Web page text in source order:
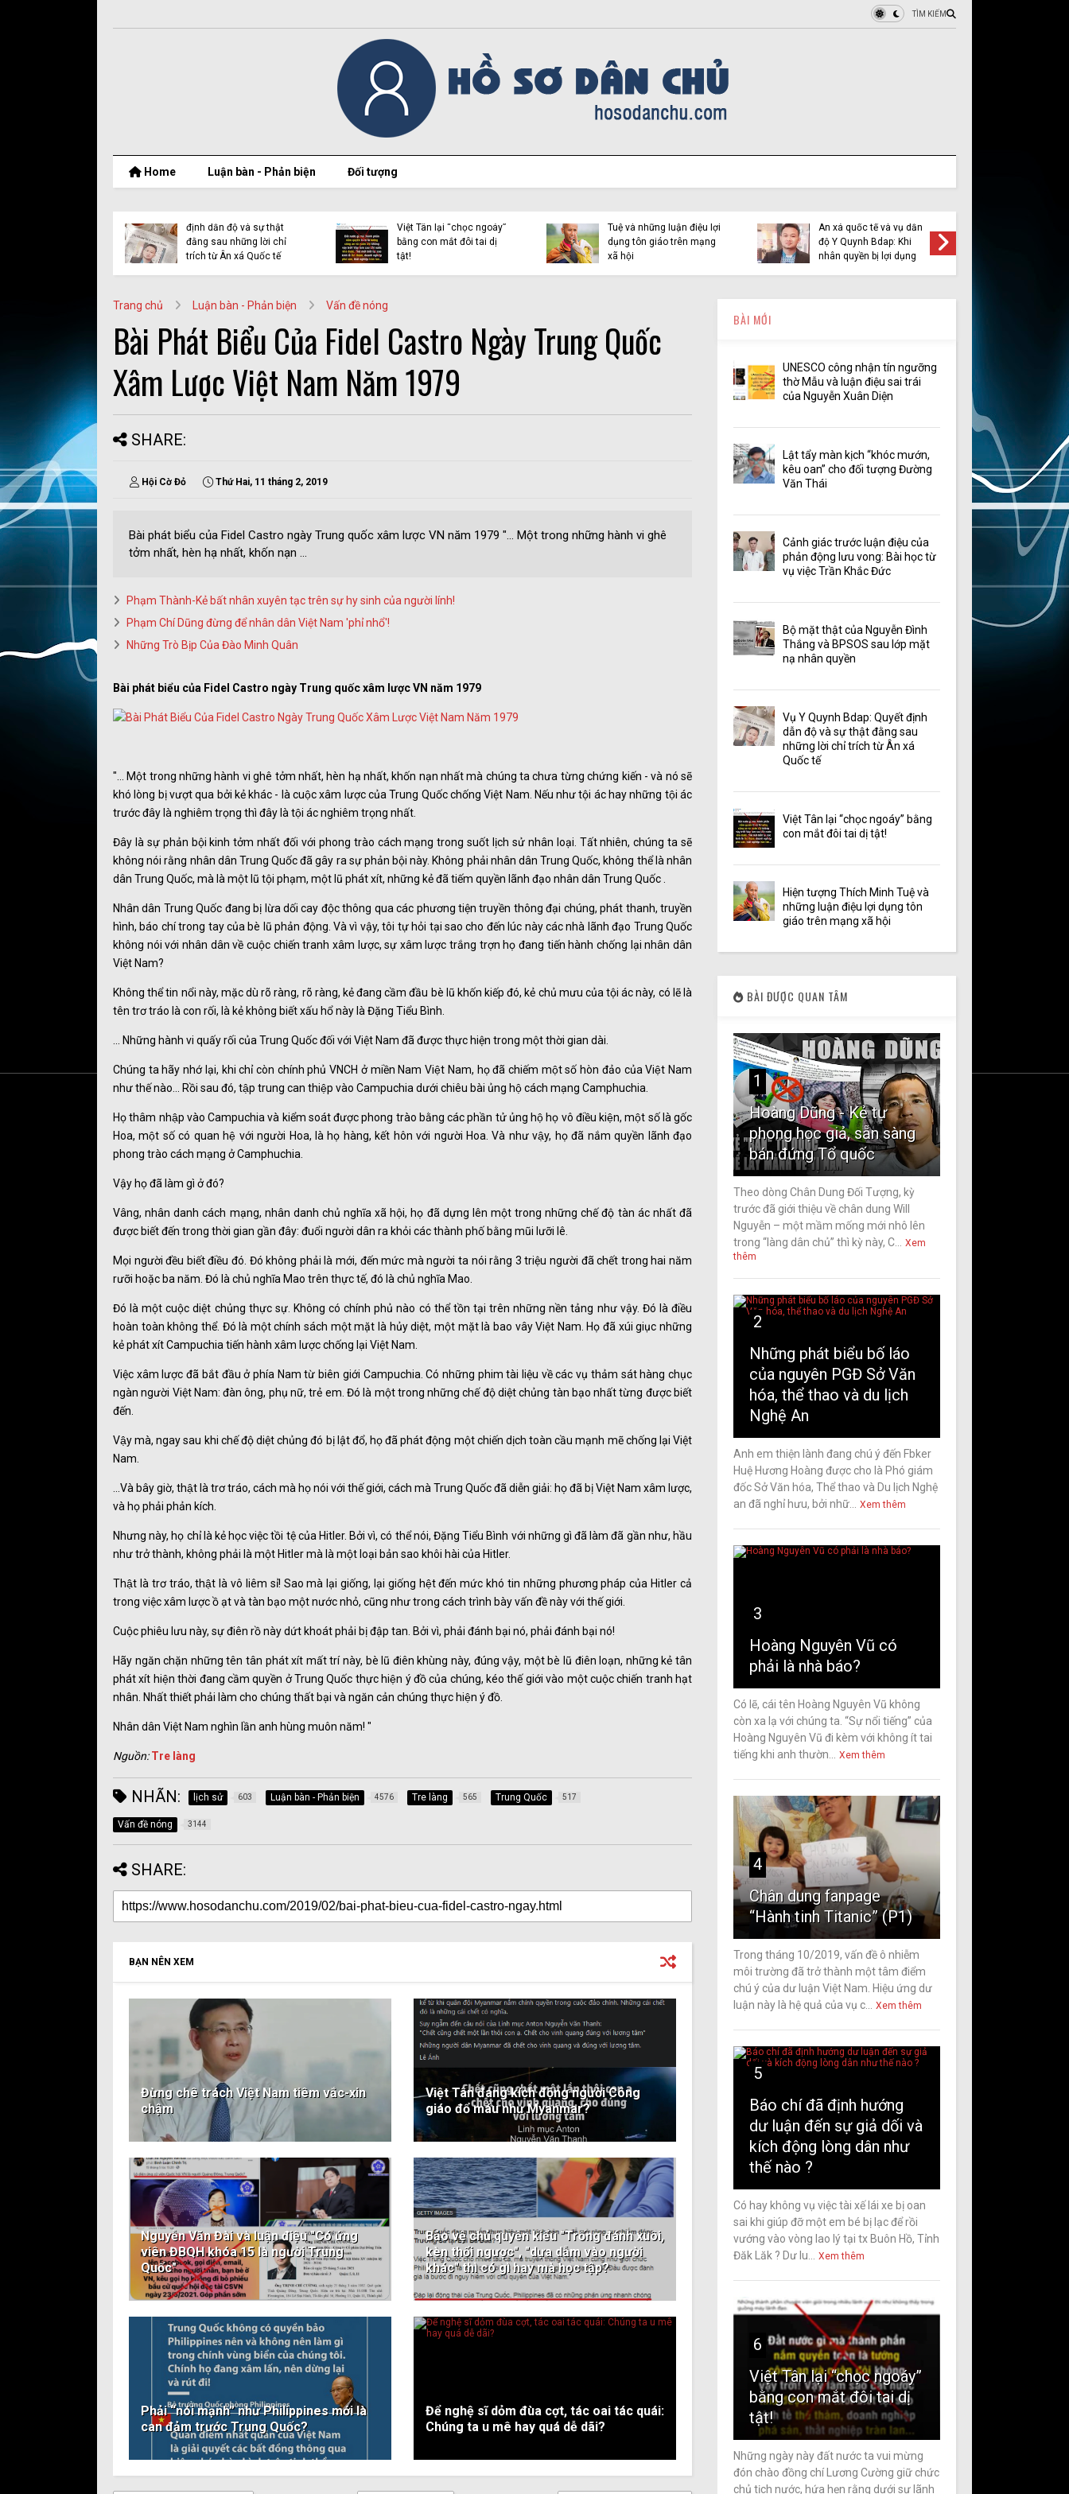
TÌM KIẾM
Home Luận bàn - Phản biện Đối tượng
định dẫn độ và sự thật
đằng sau những lời chỉ
trích từ Ân xá Quốc tế
Việt Tân lại “chọc ngoáy”
bằng con mắt đôi tai dị
tật!
Tuệ và những luận điệu lợi
dụng tôn giáo trên mạng
xã hội
Ân xá quốc tế và vụ dẫn
độ Y Quynh Bdap: Khi
nhân quyền bị lợi dụng
Trang chủ Luận bàn - Phản biện Vấn đề nóng
Bài Phát Biểu Của Fidel Castro Ngày Trung Quốc
Xâm Lược Việt Nam Năm 1979
SHARE:
Hội Cờ Đỏ Thứ Hai, 11 tháng 2, 2019
Bài phát biểu của Fidel Castro ngày Trung quốc xâm lược VN năm 1979 "... Một trong những hành vi ghê
tởm nhất, hèn hạ nhất, khốn nạn ...
Phạm Thành-Kẻ bất nhân xuyên tạc trên sự hy sinh của người lính!
Phạm Chí Dũng đừng để nhân dân Việt Nam 'phỉ nhổ'!
Những Trò Bịp Của Đào Minh Quân
Bài phát biểu của Fidel Castro ngày Trung quốc xâm lược VN năm 1979
"... Một trong những hành vi ghê tởm nhất, hèn hạ nhất, khốn nạn nhất mà chúng ta chưa từng chứng kiến - và nó sẽ
khó lòng bị vượt qua bởi kẻ khác - là cuộc xâm lược của Trung Quốc chống Việt Nam. Nếu như tội ác hay những tội ác
trước đây là nghiêm trọng thì đây là tội ác nghiêm trọng nhất.
Đây là sự phản bội kinh tởm nhất đối với phong trào cách mạng trong suốt lịch sử nhân loại. Tất nhiên, chúng ta sẽ
không nói rằng nhân dân Trung Quốc đã gây ra sự phản bội này. Không phải nhân dân Trung Quốc, không thể là nhân
dân Trung Quốc, mà là một lũ tội phạm, một lũ phát xít, những kẻ đã tiếm quyền lãnh đạo nhân dân Trung Quốc .
Nhân dân Trung Quốc đang bị lừa dối cay độc thông qua các phương tiện truyền thông đại chúng, phát thanh, truyền
hình, báo chí trong tay của bè lũ phản động. Và vì vậy, tôi tự hỏi tại sao cho đến lúc này các nhà lãnh đạo Trung Quốc
không nói với nhân dân về cuộc chiến tranh xâm lược, sự xâm lược trắng trợn họ đang tiến hành chống lại nhân dân
Việt Nam?
Không thể tin nổi này, mặc dù rõ ràng, rõ ràng, kẻ đang cầm đầu bè lũ khốn kiếp đó, kẻ chủ mưu của tội ác này, có lẽ là
tên trơ tráo là con rối, là kẻ không biết xấu hổ này là Đặng Tiểu Bình.
... Những hành vi quấy rối của Trung Quốc đối với Việt Nam đã được thực hiện trong một thời gian dài.
Chúng ta hãy nhớ lại, khi chỉ còn chính phủ VNCH ở miền Nam Việt Nam, họ đã chiếm một số hòn đảo của Việt Nam
như thế nào... Rồi sau đó, tập trung can thiệp vào Campuchia dưới chiêu bài ủng hộ cách mạng Camphuchia.
Họ thâm nhập vào Campuchia và kiểm soát được phong trào bằng các phần tử ủng hộ họ vô điều kiện, một số là gốc
Hoa, một số có quan hệ với người Hoa, là họ hàng, kết hôn với người Hoa. Và như vậy, họ đã nắm quyền lãnh đạo
phong trào cách mạng ở Camphuchia.
Vậy họ đã làm gì ở đó?
Vâng, nhân danh cách mạng, nhân danh chủ nghĩa xã hội, họ đã dựng lên một trong những chế độ tàn ác nhất đã
được biết đến trong thời gian gần đây: đuổi người dân ra khỏi các thành phố bằng mũi lưỡi lê.
Mọi người đều biết điều đó. Đó không phải là mới, đến mức mà người ta nói rằng 3 triệu người đã chết trong hai năm
rưỡi hoặc ba năm. Đó là chủ nghĩa Mao trên thực tế, đó là chủ nghĩa Mao.
Đó là một cuộc diệt chủng thực sự. Không có chính phủ nào có thể tồn tại trên những nền tảng như vậy. Đó là điều
hoàn toàn không thể. Đó là một chính sách một mặt là hủy diệt, một mặt là bao vây Việt Nam. Họ đã xúi giục những
kẻ phát xít Campuchia tiến hành xâm lược chống lại Việt Nam.
Việc xâm lược đã bắt đầu ở phía Nam từ biên giới Campuchia. Có những phim tài liệu về các vụ thảm sát hàng chục
ngàn người Việt Nam: đàn ông, phụ nữ, trẻ em. Đó là một trong những chế độ diệt chủng tàn bạo nhất từng được biết
đến.
Vậy mà, ngay sau khi chế độ diệt chủng đó bị lật đổ, họ đã phát động một chiến dịch toàn cầu mạnh mẽ chống lại Việt
Nam.
...Và bây giờ, thật là trơ tráo, cách mà họ nói với thế giới, cách mà Trung Quốc đã diễn giải: họ đã bị Việt Nam xâm lược,
và họ phải phản kích.
Nhưng này, họ chỉ là kẻ học việc tồi tệ của Hitler. Bởi vì, có thể nói, Đặng Tiểu Bình với những gì đã làm đã gần như, hầu
như trở thành, không phải là một Hitler mà là một loại bản sao khôi hài của Hitler.
Thật là trơ tráo, thật là vô liêm sỉ! Sao mà lại giống, lại giống hệt đến mức khó tin những phương pháp của Hitler cả
trong việc xâm lược ồ ạt và tàn bạo một nước nhỏ, cũng như trong cách trình bày vấn đề này với thế giới.
Cuộc phiêu lưu này, sự điên rồ này dứt khoát phải bị đập tan. Bởi vì, phải đánh bại nó, phải đánh bại nó!
Hãy ngăn chặn những tên tân phát xít mất trí này, bè lũ điên khùng này, đúng vậy, một bè lũ điên loạn, những kẻ tân
phát xít hiện thời đang cầm quyền ở Trung Quốc thực hiện ý đồ của chúng, kéo thế giới vào một cuộc chiến tranh hạt
nhân. Nhất thiết phải làm cho chúng thất bại và ngăn cản chúng thực hiện ý đồ.
Nhân dân Việt Nam nghìn lần anh hùng muôn năm! "
Nguồn: Tre làng
NHÃN: lịch sử 603 Luận bàn - Phản biện 4576 Tre làng 565 Trung Quốc 517
Vấn đề nóng 3144
SHARE:
BẠN NÊN XEM
Đừng chê trách Việt Nam tiêm vắc-xin
chậm
Việt Tân đang kích động người Công
giáo đổ máu như Myanmar?
Nguyễn Văn Đài và luận điệu "Có ứng
viên ĐBQH khóa 15 là người Trung
Quốc"
Bảo vệ chủ quyền kiểu "Trống đánh xuôi,
kèn thổi ngược", "dựa dẫm vào người
khác" thì có gì hay mà học tập?
Phải “nói mạnh” như Philippines mới là
can đảm trước Trung Quốc?
Để nghệ sĩ dỏm đùa cợt, tác oai tác quái:
Chúng ta u mê hay quá dễ dãi?
BÀI MỚI
UNESCO công nhận tín ngưỡng
thờ Mẫu và luận điệu sai trái
của Nguyễn Xuân Diện
Lật tẩy màn kịch “khóc mướn,
kêu oan” cho đối tượng Đường
Văn Thái
Cảnh giác trước luận điệu của
phản động lưu vong: Bài học từ
vụ việc Trần Khắc Đức
Bộ mặt thật của Nguyễn Đình
Thắng và BPSOS sau lớp mặt
nạ nhân quyền
Vụ Y Quynh Bdap: Quyết định
dẫn độ và sự thật đằng sau
những lời chỉ trích từ Ân xá
Quốc tế
Việt Tân lại “chọc ngoáy” bằng
con mắt đôi tai dị tật!
Hiện tượng Thích Minh Tuệ và
những luận điệu lợi dụng tôn
giáo trên mạng xã hội
BÀI ĐƯỢC QUAN TÂM
1
Hoàng Dũng - Kẻ tự
phong học giả, sẵn sàng
bán đứng Tổ quốc
Theo dòng Chân Dung Đối Tượng, kỳ
trước đã giới thiệu về chân dung Will
Nguyễn – một mầm mống mới nhô lên
trong “làng dân chủ” thì kỳ này, C...
Xem
thêm
2
Những phát biểu bố láo
của nguyên PGĐ Sở Văn
hóa, thể thao và du lịch
Nghệ An
Anh em thiện lành đang chú ý đến Fbker
Huệ Hương Hoàng được cho là Phó giám
đốc Sở Văn hóa, Thể thao và Du lịch Nghệ
an đã nghỉ hưu, bởi nhữ...
Xem thêm
3
Hoàng Nguyên Vũ có
phải là nhà báo?
Có lẽ, cái tên Hoàng Nguyên Vũ không
còn xa lạ với chúng ta. “Sự nổi tiếng” của
Hoàng Nguyên Vũ đi kèm với không ít tai
tiếng khi anh thườn...
Xem thêm
4
Chân dung fanpage
“Hành tinh Titanic” (P1)
Trong tháng 10/2019, vấn đề ô nhiễm
môi trường đã trở thành một tâm điểm
chú ý của dư luận Việt Nam. Hiệu ứng dư
luận này là hệ quả của vụ c...
Xem thêm
5
Báo chí đã định hướng
dư luận đến sự giả dối và
kích động lòng dân như
thế nào ?
Có hay không vụ việc tài xế lái xe bị oan
sai khi giúp đỡ một em bé bị lạc để rồi
vướng vào vòng lao lý tại tx Buôn Hồ, Tỉnh
Đăk Lăk ? Dư lu...
Xem thêm
6
Việt Tân lại “chọc ngoáy”
bằng con mắt đôi tai dị
tật!
Những ngày này đất nước ta vui mừng
đón chào đồng chí Lương Cường giữ chức
chủ tịch nước, hứa hẹn rằng dưới sự lãnh